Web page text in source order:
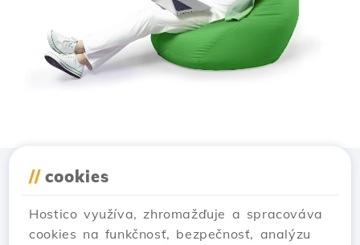
// cookies
Hostico využíva, zhromažďuje a spracováva
cookies na funkčnosť, bezpečnosť, analýzu
Stiahnuť aplikáciu